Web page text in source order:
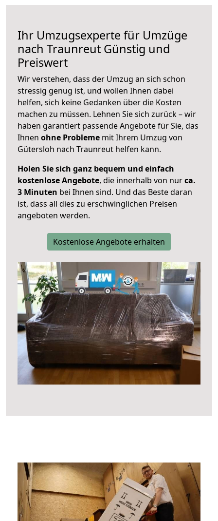
Ihr Umzugsexperte für Umzüge
nach Traunreut Günstig und
Preiswert
Wir verstehen, dass der Umzug an sich schon
stressig genug ist, und wollen Ihnen dabei
helfen, sich keine Gedanken über die Kosten
machen zu müssen. Lehnen Sie sich zurück – wir
haben garantiert passende Angebote für Sie, das
Ihnen ohne Probleme mit Ihrem Umzug von
Gütersloh nach Traunreut helfen kann.
Holen Sie sich ganz bequem und einfach
kostenlose Angebote, die innerhalb von nurca.
3 Minuten bei Ihnen sind. Und das Beste daran
ist, dass all dies zu erschwinglichen Preisen
angeboten werden.
Kostenlose Angebote erhalten